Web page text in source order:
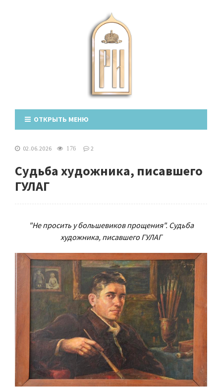
ОТКРЫТЬ МЕНЮ
02.06.2026 176 2
Судьба художника, писавшего
ГУЛАГ
"Не просить у большевиков прощения". Судьба
художника, писавшего ГУЛАГ